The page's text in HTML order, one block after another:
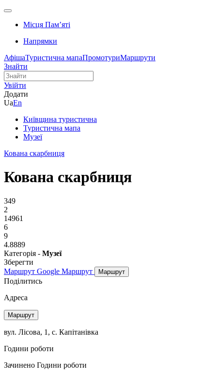
Місця Памʼяті
Напрямки
АфішаТуристична мапаПромотуриМаршрути
Знайти
Увійти
Додати
UaEn
Київщина туристична
Туристична мапа
Музеї
Кована скарбниця
Кована скарбниця
349
2
14961
6
9
4.8889
Категорія - Музеї
Зберегти
Маршрут Google Маршрут Маршрут
Поділитись
Адреса
Маршрут
вул. Лісова, 1, с. Капітанівка
Години роботи
Зачинено Години роботи